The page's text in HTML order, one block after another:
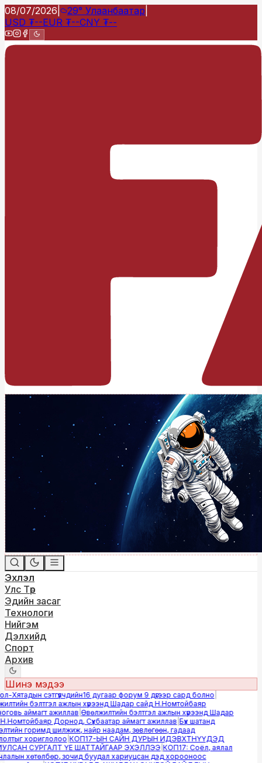
08/07/2026 29° Улаанбаатар
USD ₮--EUR ₮--CNY ₮--
Эхлэл
Улс Төр
Эдийн засаг
Технологи
Нийгэм
Дэлхийд
Спорт
Архив
Шинэ мэдээ
Хятадын сэтгүүлчдийн16 дугаар форум 9 дүгээр сард болно|
бэлтгэл ажлын хүрээнд Шадар сайд Н.Номтойбаяр
аймагт ажиллав|Өвөлжилтийн бэлтгэл ажлын хүрээнд Шадар
Дорнод, Сүхбаатар аймагт ажиллав|Бүх шатанд
горимд шилжиж, найр наадам, зөвлөгөөн, гадаад
хориглолоо|КОП17-ЫН САЙН ДУРЫН ИДЭВХТНҮҮДЭД
СУРГАЛТ ҮЕ ШАТТАЙГААР ЭХЭЛЛЭЭ|КОП17: Соёл, аялал
хөтөлбөр, зочид буудал хариуцсан дэд хорооноос